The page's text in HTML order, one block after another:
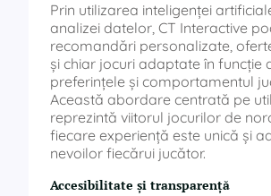
Prin utilizarea inteligenței
analizei datelor, CT Interactive
recomandări personalizate,
și chiar jocuri adaptate în funcție
preferințele și comportamentul
Această abordare centrată pe
reprezintă viitorul jocurilor de
fiecare experiență este unică și
nevoilor fiecărui jucător.
Accesibilitate și transparență